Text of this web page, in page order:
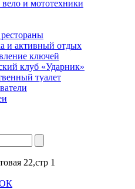
и мототехники
и активный отдых
ключей
клуб «Ударник»
туалет
22,стр 1